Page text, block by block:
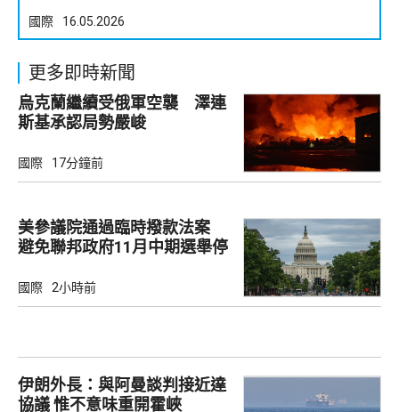
國際 16.05.2026
更多即時新聞
烏克蘭繼續受俄軍空襲 澤連
斯基承認局勢嚴峻
國際 17分鐘前
美參議院通過臨時撥款法案
避免聯邦政府11月中期選舉停
國際 2小時前
伊朗外長：與阿曼談判接近達
協議 惟不意味重開霍峽